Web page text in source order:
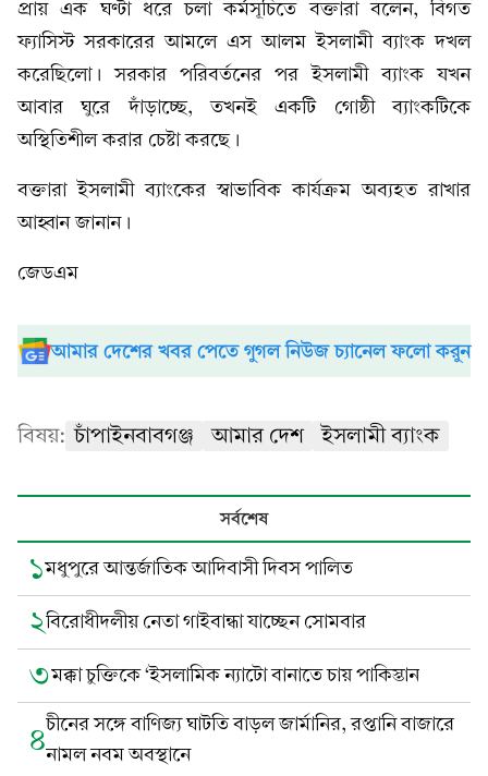
প্রায় এক ঘণ্টা ধরে চলা কর্মসূচিতে বক্তারা বলেন, বিগত
ফ্যাসিস্ট সরকারের আমলে এস আলম ইসলামী ব্যাংক দখল
করেছিলো। সরকার পরিবর্তনের পর ইসলামী ব্যাংক যখন
আবার ঘুরে দাঁড়াচ্ছে, তখনই একটি গোষ্ঠী ব্যাংকটিকে
অস্থিতিশীল করার চেষ্টা করছে।
বক্তারা ইসলামী ব্যাংকের স্বাভাবিক কার্যক্রম অব্যহত রাখার
আহ্বান জানান।
জেডএম
আমার দেশের খবর পেতে গুগল নিউজ চ্যানেল ফলো করুন
বিষয়: চাঁপাইনবাবগঞ্জ আমার দেশ ইসলামী ব্যাংক
সর্বশেষ
১মধুপুরে আন্তর্জাতিক আদিবাসী দিবস পালিত
২বিরোধীদলীয় নেতা গাইবান্ধা যাচ্ছেন সোমবার
৩মক্কা চুক্তিকে ‘ইসলামিক ন্যাটো বানাতে চায় পাকিস্তান
৪চীনের সঙ্গে বাণিজ্য ঘাটতি বাড়ল জার্মানির, রপ্তানি বাজারে
নামল নবম অবস্থানে